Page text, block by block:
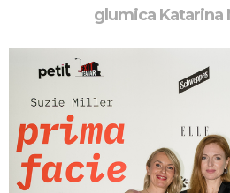
glumica Katarina